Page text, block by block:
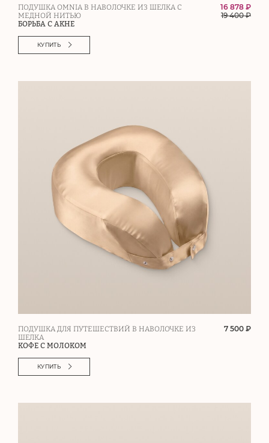
ПОДУШКА OMNIA В НАВОЛОЧКЕ ИЗ ШЕЛКА С
МЕДНОЙ НИТЬЮ
БОРЬБА С АКНЕ
16 878 ₽
19 400₽
КУПИТЬ
ПОДУШКА ДЛЯ ПУТЕШЕСТВИЙ В НАВОЛОЧКЕ ИЗ
ШЕЛКА
КОФЕ С МОЛОКОМ
7 500 ₽
КУПИТЬ